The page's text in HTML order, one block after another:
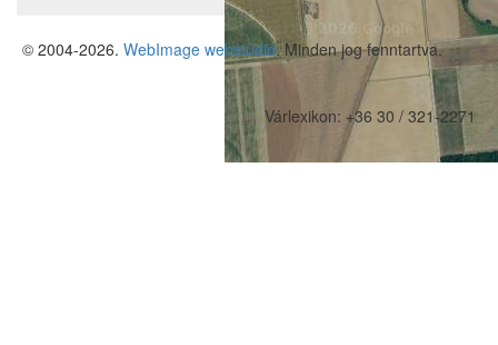
© 2004-2026. WebImage webstúdió. Minden jog fenntartva.
Várlexikon: +36 30 / 321-2271